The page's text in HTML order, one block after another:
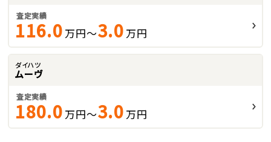
査定実績
116.0 万円～3.0 万円
ダイハツ
ムーヴ
査定実績
180.0 万円～3.0 万円